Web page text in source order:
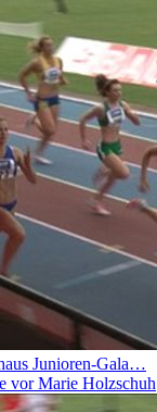
Junioren-Gala…
vor Marie Holzschuh